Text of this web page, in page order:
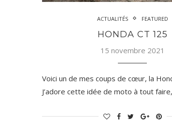
ACTUALITÉS FEATURED
HONDA CT 125
15 novembre 2021
Voici un de mes coups de cœur, la
J’adore cette idée de moto à tout